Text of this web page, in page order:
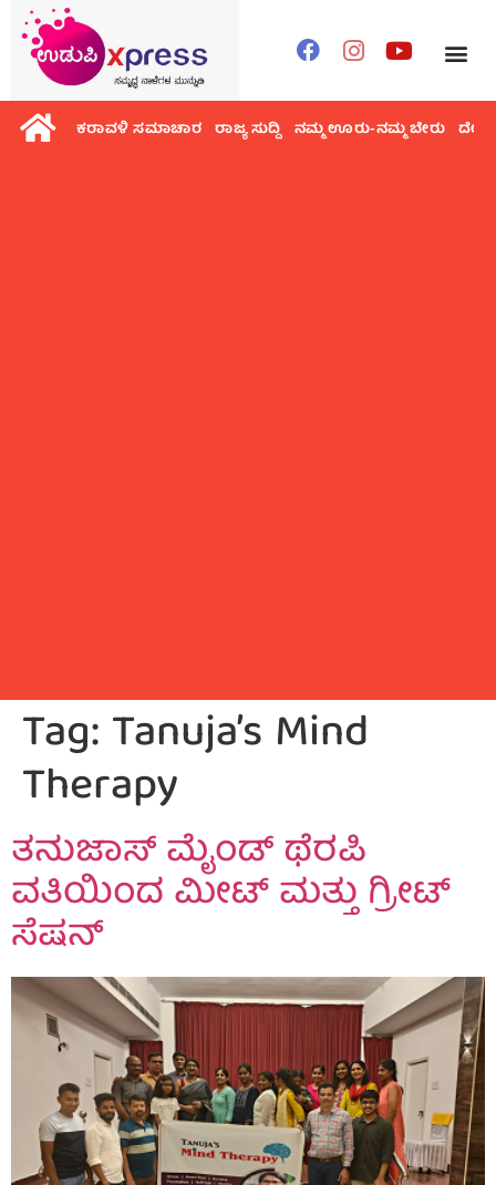
ಕರಾವಳಿ ಸಮಾಚಾರ ರಾಜ್ಯ ಸುದ್ದಿ ನಮ್ಮ ಊರು-ನಮ್ಮ ಬೇರು ದೇಶ
Tag:Tanuja’s Mind
Therapy
ತನುಜಾಸ್ ಮೈಂಡ್ ಥೆರಪಿ
ವತಿಯಿಂದ ಮೀಟ್ ಮತ್ತು ಗ್ರೀಟ್
ಸೆಷನ್